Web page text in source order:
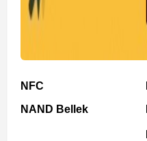
NFC
NAND Bellek